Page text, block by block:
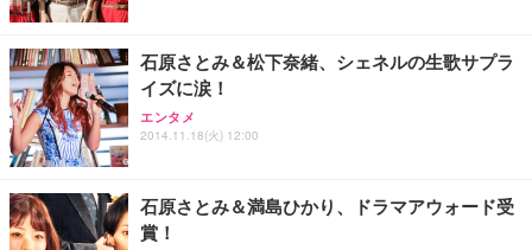
石原さとみ＆松下奈緒、シェネルの生歌サプラ
イズに涙！
エンタメ
2014.11.18(火) 12:00
石原さとみ＆満島ひかり、ドラマアウォード受
賞！